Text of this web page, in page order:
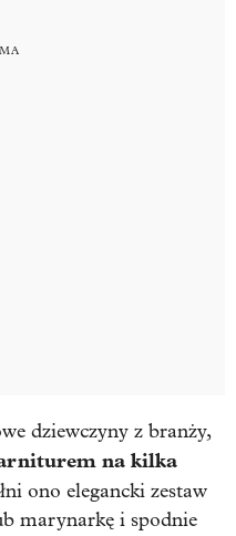
dziewczyny z branży,
na kilka
ono elegancki zestaw
marynarkę i spodnie